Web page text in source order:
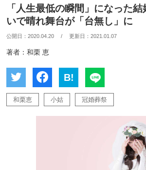
「人生最低の瞬間」になった
いで晴れ舞台が「台無し」に
公開日：2020.04.20 / 更新日：2021.01.07
著者：和栗 恵
B!
和栗恵 小姑 冠婚葬祭